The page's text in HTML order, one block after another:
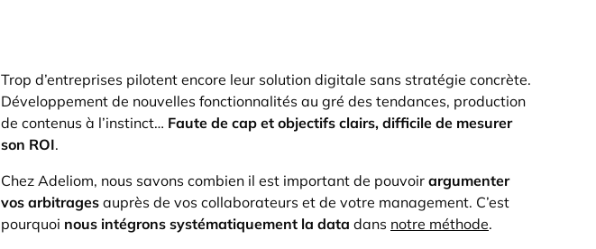
Trop d’entreprises pilotent encore leur solution digitale sans stratégie concrète.
Développement de nouvelles fonctionnalités au gré des tendances, production
de contenus à l’instinct… Faute de cap et objectifs clairs, difficile de mesurer
son ROI.
Chez Adeliom, nous savons combien il est important de pouvoir argumenter
vos arbitrages auprès de vos collaborateurs et de votre management. C’est
pourquoi nous intégrons systématiquement la data dans notre méthode.